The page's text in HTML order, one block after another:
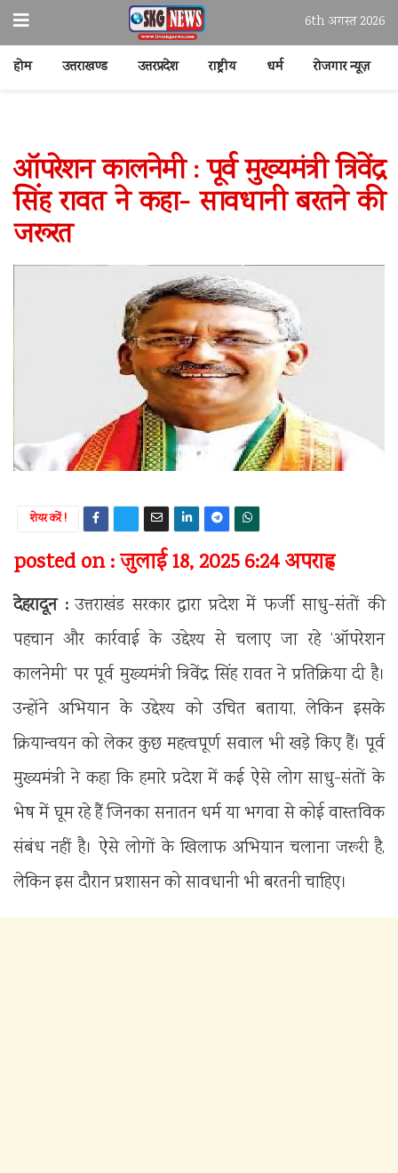
6th अगस्त 2026
होम उत्तराखण्ड उत्तरप्रदेश राष्ट्रीय धर्म रोजगार न्यूज़
ऑपरेशन कालनेमी : पूर्व मुख्यमंत्री त्रिवेंद्र
सिंह रावत ने कहा- सावधानी बरतने की
जरूरत
शेयर करें !
posted on : जुलाई 18, 2025 6:24 अपराह्न
देहरादून :उत्तराखंड सरकार द्वारा प्रदेश में फर्जी साधु-संतों की
पहचान और कार्रवाई के उद्देश्य से चलाए जा रहे ‘ऑपरेशन
कालनेमी’ पर पूर्व मुख्यमंत्री त्रिवेंद्र सिंह रावत ने प्रतिक्रिया दी है।
उन्होंने अभियान के उद्देश्य को उचित बताया, लेकिन इसके
क्रियान्वयन को लेकर कुछ महत्वपूर्ण सवाल भी खड़े किए हैं। पूर्व
मुख्यमंत्री ने कहा कि हमारे प्रदेश में कई ऐसे लोग साधु-संतों के
भेष में घूम रहे हैं जिनका सनातन धर्म या भगवा से कोई वास्तविक
संबंध नहीं है। ऐसे लोगों के खिलाफ अभियान चलाना जरूरी है,
लेकिन इस दौरान प्रशासन को सावधानी भी बरतनी चाहिए।